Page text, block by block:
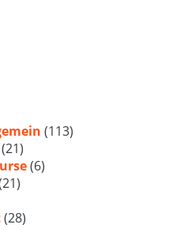
(113)
(21)
(6)
(28)